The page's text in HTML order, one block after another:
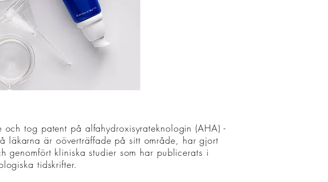
tog patent på alfahydroxisyrateknologin (AHA) -
läkarna är oöverträffade på sitt område, har gjort
genomfört kliniska studier som har publicerats i
tidskrifter.